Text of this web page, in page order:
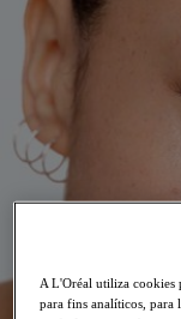
A L'Oréal utiliza cookies
para fins analíticos, para